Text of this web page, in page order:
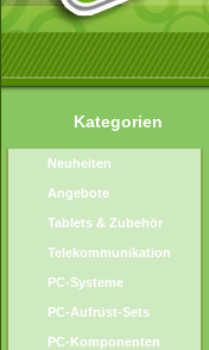
Kategorien
Neuheiten
Angebote
Tablets & Zubehör
Telekommunikation
PC-Systeme
PC-Aufrüst-Sets
PC-Komponenten